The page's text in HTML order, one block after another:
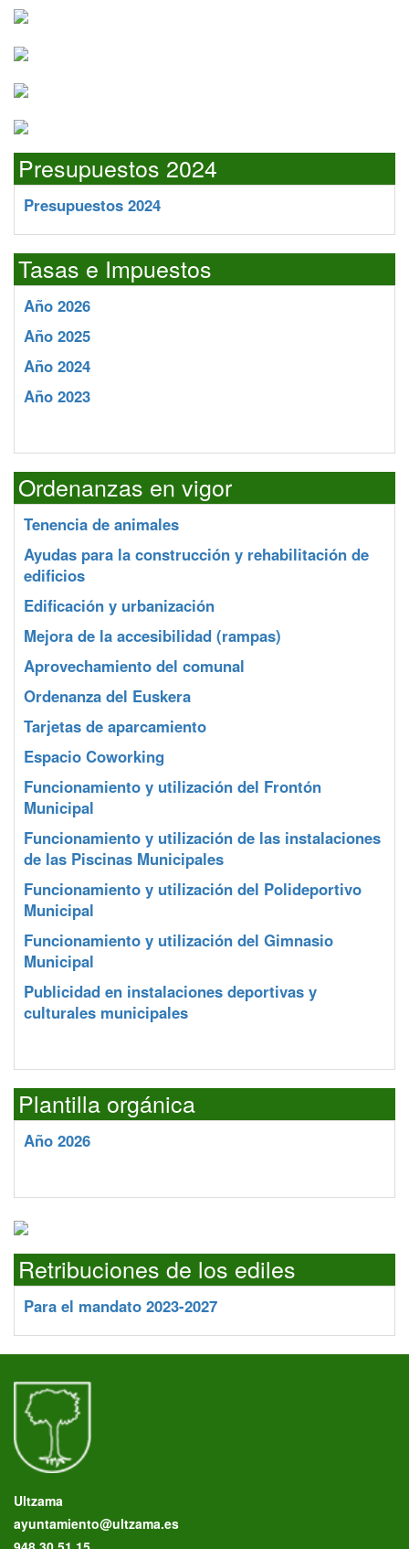
Presupuestos 2024
Presupuestos 2024
Tasas e Impuestos
Año 2026
Año 2025
Año 2024
Año 2023
Ordenanzas en vigor
Tenencia de animales
Ayudas para la construcción y rehabilitación de
edificios
Edificación y urbanización
Mejora de la accesibilidad (rampas)
Aprovechamiento del comunal
Ordenanza del Euskera
Tarjetas de aparcamiento
Espacio Coworking
Funcionamiento y utilización del Frontón
Municipal
Funcionamiento y utilización de las instalaciones
de las Piscinas Municipales
Funcionamiento y utilización del Polideportivo
Municipal
Funcionamiento y utilización del Gimnasio
Municipal
Publicidad en instalaciones deportivas y
culturales municipales
Plantilla orgánica
Año 2026
Retribuciones de los ediles
Para el mandato 2023-2027
Ultzama
ayuntamiento@ultzama.es